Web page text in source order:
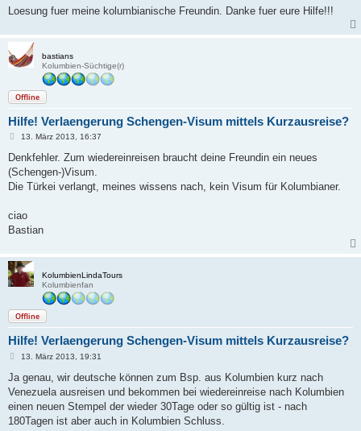
Loesung fuer meine kolumbianische Freundin. Danke fuer eure Hilfe!!!
bastians
Kolumbien-Süchtige(r)
Offline
Hilfe! Verlaengerung Schengen-Visum mittels Kurzausreise?
B
i
r
a
13. März 2013, 16:37
Denkfehler. Zum wiedereinreisen braucht deine Freundin ein neues
(Schengen-)Visum.
Die Türkei verlangt, meines wissens nach, kein Visum für Kolumbianer.
ciao
Bastian
KolumbienLindaTours
Kolumbienfan
Offline
Hilfe! Verlaengerung Schengen-Visum mittels Kurzausreise?
B
i
r
a
13. März 2013, 19:31
Ja genau, wir deutsche können zum Bsp. aus Kolumbien kurz nach
Venezuela ausreisen und bekommen bei wiedereinreise nach Kolumbien
einen neuen Stempel der wieder 30Tage oder so gültig ist - nach
180Tagen ist aber auch in Kolumbien Schluss.